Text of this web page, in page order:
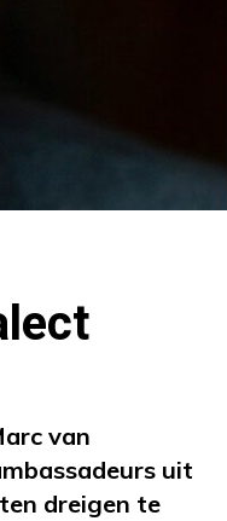
van
uit
dreigen te